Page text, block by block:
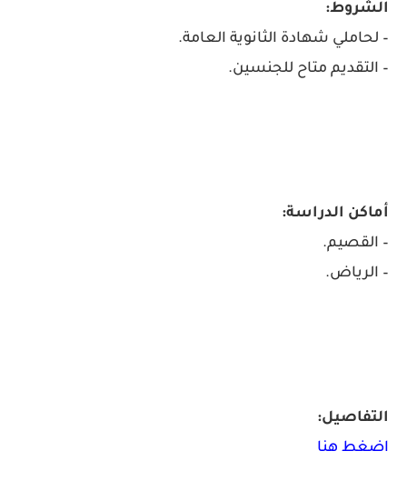
الشروط:
– لحاملي شهادة الثانوية العامة.
– التقديم متاح للجنسين.
أماكن الدراسة:
– القصيم.
– الرياض.
التفاصيل:
اضغط هنا